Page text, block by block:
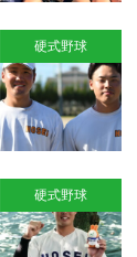
硬式野球
硬式野球